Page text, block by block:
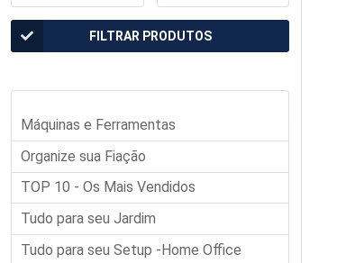
FILTRAR PRODUTOS
Máquinas e Ferramentas
Organize sua Fiação
TOP 10 - Os Mais Vendidos
Tudo para seu Jardim
Tudo para seu Setup -Home Office